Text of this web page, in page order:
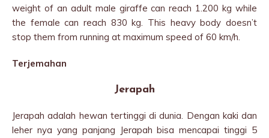
weight of an adult male giraffe can reach 1.200 kg while
the female can reach 830 kg. This heavy body doesn’t
stop them from running at maximum speed of 60 km/h.
Terjemahan
Jerapah
Jerapah adalah hewan tertinggi di dunia. Dengan kaki dan
leher nya yang panjang Jerapah bisa mencapai tinggi 5